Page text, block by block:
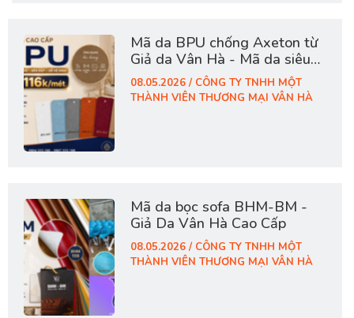
Mã da BPU chống Axeton từ
Giả da Vân Hà - Mã da siêu
hot hợp túi tiền
08.05.2026 / CÔNG TY TNHH MỘT
THÀNH VIÊN THƯƠNG MẠI VÂN HÀ
Mã da bọc sofa BHM-BM -
Giả Da Vân Hà Cao Cấp
08.05.2026 / CÔNG TY TNHH MỘT
THÀNH VIÊN THƯƠNG MẠI VÂN HÀ